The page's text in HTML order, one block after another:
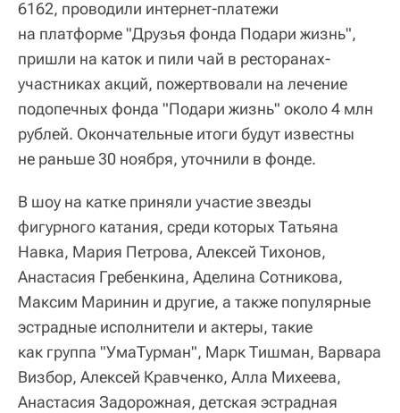
6162, проводили интернет-платежи
на платформе "Друзья фонда Подари жизнь",
пришли на каток и пили чай в ресторанах-
участниках акций, пожертвовали на лечение
подопечных фонда "Подари жизнь" около 4 млн
рублей. Окончательные итоги будут известны
не раньше 30 ноября, уточнили в фонде.
В шоу на катке приняли участие звезды
фигурного катания, среди которых Татьяна
Навка, Мария Петрова, Алексей Тихонов,
Анастасия Гребенкина, Аделина Сотникова,
Максим Маринин и другие, а также популярные
эстрадные исполнители и актеры, такие
как группа "УмаТурман", Марк Тишман, Варвара
Визбор, Алексей Кравченко, Алла Михеева,
Анастасия Задорожная, детская эстрадная